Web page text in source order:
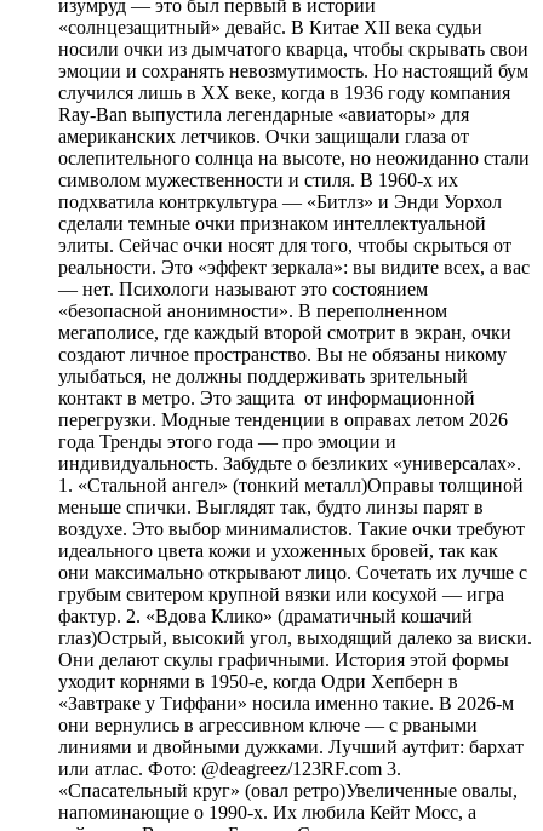
изумруд — это был первый в истории
«солнцезащитный» девайс. В Китае XII века судьи
носили очки из дымчатого кварца, чтобы скрывать свои
эмоции и сохранять невозмутимость. Но настоящий бум
случился лишь в XX веке, когда в 1936 году компания
Ray-Ban выпустила легендарные «авиаторы» для
американских летчиков. Очки защищали глаза от
ослепительного солнца на высоте, но неожиданно стали
символом мужественности и стиля. В 1960-х их
подхватила контркультура — «Битлз» и Энди Уорхол
сделали темные очки признаком интеллектуальной
элиты. Сейчас очки носят для того, чтобы скрыться от
реальности. Это «эффект зеркала»: вы видите всех, а вас
— нет. Психологи называют это состоянием
«безопасной анонимности». В переполненном
мегаполисе, где каждый второй смотрит в экран, очки
создают личное пространство. Вы не обязаны никому
улыбаться, не должны поддерживать зрительный
контакт в метро. Это защита от информационной
перегрузки. Модные тенденции в оправах летом 2026
года Тренды этого года — про эмоции и
индивидуальность. Забудьте о безликих «универсалах».
1. «Стальной ангел» (тонкий металл)Оправы толщиной
меньше спички. Выглядят так, будто линзы парят в
воздухе. Это выбор минималистов. Такие очки требуют
идеального цвета кожи и ухоженных бровей, так как
они максимально открывают лицо. Сочетать их лучше с
грубым свитером крупной вязки или косухой — игра
фактур. 2. «Вдова Клико» (драматичный кошачий
глаз)Острый, высокий угол, выходящий далеко за виски.
Они делают скулы графичными. История этой формы
уходит корнями в 1950-е, когда Одри Хепберн в
«Завтраке у Тиффани» носила именно такие. В 2026-м
они вернулись в агрессивном ключе — с рваными
линиями и двойными дужками. Лучший аутфит: бархат
или атлас. Фото: @deagreez/123RF.com 3.
«Спасательный круг» (овал ретро)Увеличенные овалы,
напоминающие о 1990-х. Их любила Кейт Мосс, а